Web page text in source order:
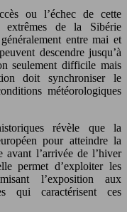
ou l’échec de cette
extrêmes de la Sibérie
entre mai et
descendre jusqu’à
seulement difficile mais
doit synchroniser le
météorologiques
révèle que la
pour atteindre la
l’arrivée de l’hiver
permet d’exploiter les
l’exposition aux
qui caractérisent ces